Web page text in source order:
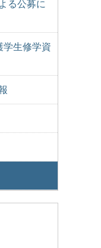
る公募に
学生修学資